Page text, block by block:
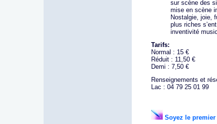
sur scène des
mise en scène
Nostalgie, joie,
plus riches
inventivité
Tarifs:
Normal : 15 €
Réduit : 11,50 €
Demi : 7,50 €
Renseignements et
Lac : 04 79 25 01 99
Soyez le